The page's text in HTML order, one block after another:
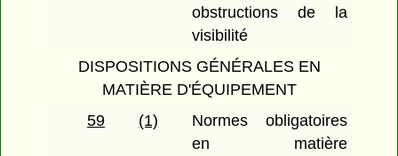
obstructions de la
visibilité
DISPOSITIONS GÉNÉRALES EN
MATIÈRE D'ÉQUIPEMENT
59
(1)
Normes obligatoires
en matière